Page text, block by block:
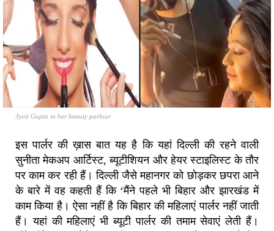
Jyoti Gupta in her beauty parlour
इस पार्लर की ख़ास बात यह है कि यहां दिल्ली की रहने वाली
सुनीता मेकअप आर्टिस्ट, ब्यूटीशियन और हेयर स्टाइलिस्ट के तौर
पर काम कर रही हैं। दिल्ली जैसे महानगर को छोड़कर छपरा आने
के बारे में वह कहती हैं कि ‘मैंने पहले भी बिहार और झारखंड में
काम किया है। ऐसा नहीं है कि बिहार की महिलाएं पार्लर नहीं जाती
हैं। यहां की महिलाएं भी ब्यूटी पार्लर की तमाम सेवाएं लेती हैं।